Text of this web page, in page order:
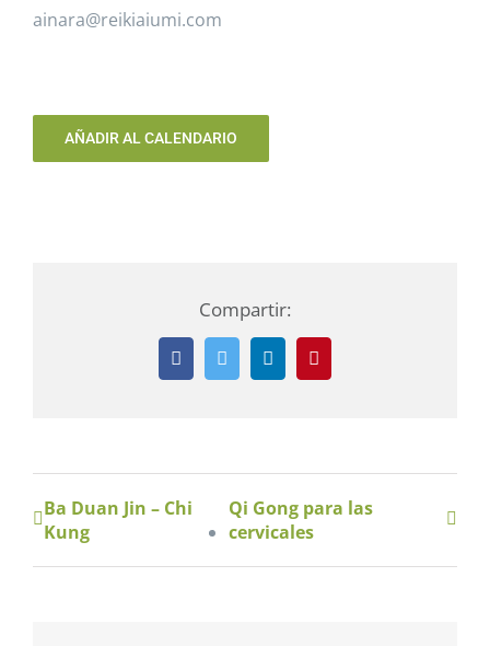
ainara@reikiaiumi.com
AÑADIR AL CALENDARIO
Compartir:
FacebookTwitterLinkedInPinterest
Ba Duan Jin – Chi
Kung
Qi Gong para las
cervicales